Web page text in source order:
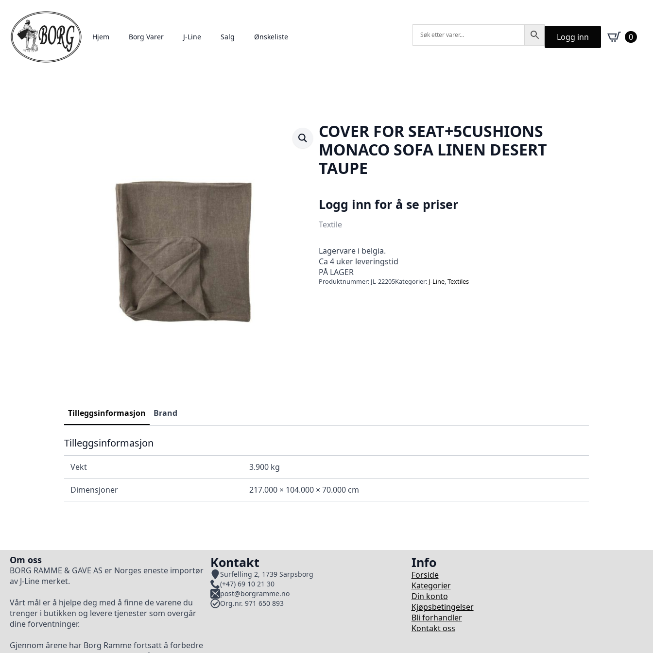
Hjem Borg Varer J-Line Salg Ønskeliste Logg inn 0
COVER FOR SEAT+5CUSHIONS
MONACO SOFA LINEN DESERT
TAUPE
Logg inn for å se priser
Textile
Lagervare i belgia.
Ca 4 uker leveringstid
PÅ LAGER
Produktnummer: JL-22205Kategorier: J-Line,Textiles
Tilleggsinformasjon Brand
Tilleggsinformasjon
Vekt 3.900 kg
Dimensjoner 217.000 × 104.000 × 70.000 cm
Om oss
BORG RAMME & GAVE AS er Norges eneste importør
av J-Line merket.
Vårt mål er å hjelpe deg med å finne de varene du
trenger i butikken og levere tjenester som overgår
dine forventninger.
Gjennom årene har Borg Ramme fortsatt å forbedre
Kontakt
Surfelling 2, 1739 Sarpsborg
(+47) 69 10 21 30
post@borgramme.no
Org.nr. 971 650 893
Info
Forside
Kategorier
Din konto
Kjøpsbetingelser
Bli forhandler
Kontakt oss